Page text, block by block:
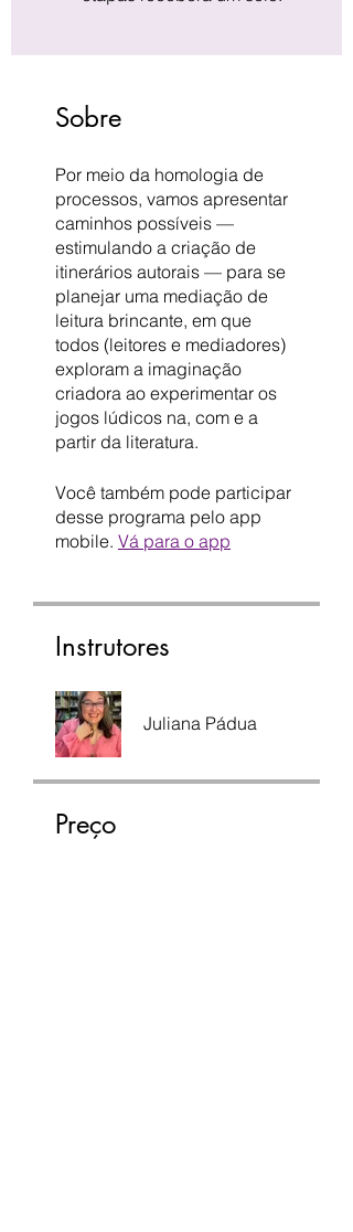
Sobre
Por meio da homologia de
processos, vamos apresentar
caminhos possíveis —
estimulando a criação de
itinerários autorais — para se
planejar uma mediação de
leitura brincante, em que
todos (leitores e mediadores)
exploram a imaginação
criadora ao experimentar os
jogos lúdicos na, com e a
partir da literatura.
Você também pode participar
desse programa pelo app
mobile. Vá para o app
Instrutores
Juliana Pádua
Preço